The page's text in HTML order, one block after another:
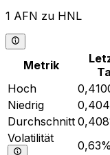
1 AFN zu HNL
Metrik
Hoch
Niedrig
Durchschnitt
Volatilität
0,63%